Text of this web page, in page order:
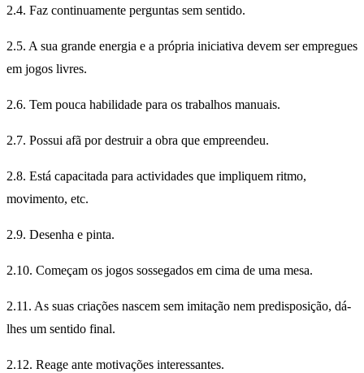
2.4. Faz continuamente perguntas sem sentido.
2.5. A sua grande energia e a própria iniciativa devem ser empregues
em jogos livres.
2.6. Tem pouca habilidade para os trabalhos manuais.
2.7. Possui afã por destruir a obra que empreendeu.
2.8. Está capacitada para actividades que impliquem ritmo,
movimento, etc.
2.9. Desenha e pinta.
2.10. Começam os jogos sossegados em cima de uma mesa.
2.11. As suas criações nascem sem imitação nem predisposição, dá-
lhes um sentido final.
2.12. Reage ante motivações interessantes.